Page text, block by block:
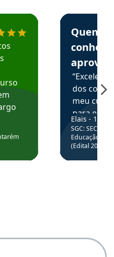
Aprova Concursos em
Estudante
Quem
aprova
dos
meu
para
colocar
através
de
Elais - 15/
SGC: SEC BA
Educação
(Edital